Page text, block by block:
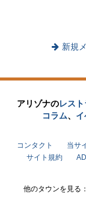
新規
アリゾナのレス
コラム、 イ
コンタクト 当サ
サイト規約
他のタウンを見る：